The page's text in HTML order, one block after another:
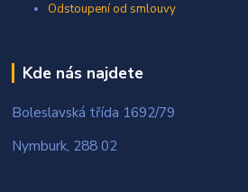
Odstoupení od smlouvy
Kde nás najdete
Boleslavská třída 1692/79
Nymburk, 288 02